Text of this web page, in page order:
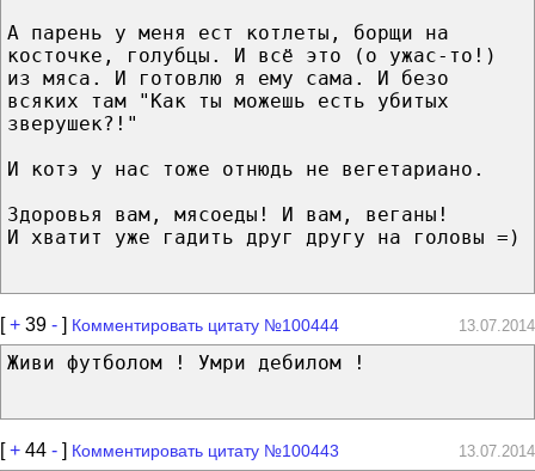
А парень у меня ест котлеты, борщи на
косточке, голубцы. И всё это (о ужас-то!)
из мяса. И готовлю я ему сама. И безо
всяких там "Как ты можешь есть убитых
зверушек?!"
И котэ у нас тоже отнюдь не вегетариано.
Здоровья вам, мясоеды! И вам, веганы!
И хватит уже гадить друг другу на головы =)
[+ 39 - ] Комментировать цитату №100444 13.07.2014
Живи футболом ! Умри дебилом !
[+ 44 - ] Комментировать цитату №100443 13.07.2014